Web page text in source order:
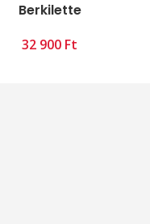
Berkilette
Ft